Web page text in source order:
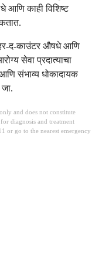
आणि काही विशिष्ट
द-काउंटर औषधे आणि
सेवा प्रदात्याचा
संभाव्य धोकादायक
and does not constitute
diagnosis and treatment
or go to the nearest emergency